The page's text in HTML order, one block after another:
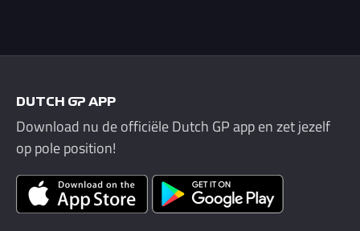
DUTCH GP APP
Download nu de officiële Dutch GP app en zet jezelf
op pole position!